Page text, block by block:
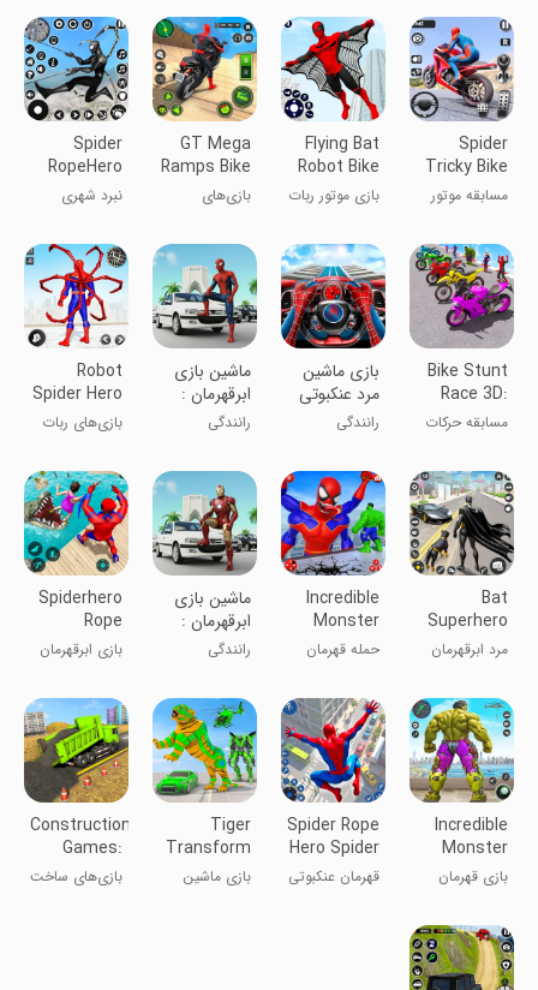
بازی‌های رمپ
بزرگ
Spider
Tricky Bike
Stunt Race
مسابقه موتور
چالش‌برانگیز
عنکبوتی
Flying Bat
Robot Bike
Game
بازی موتور ربات
GT Mega
Ramps Bike
Race
Games
بازی‌های
با ramp های
بزرگ GT
Spider
RopeHero
City Battle
3D
نبرد شهری
عنکبوتی ۳
بعدی
Bike Stunt
Race 3D:
Bike Games
مسابقه حرکات
بعدی: بازی‌های
موتور
بازی ماشین
مرد عنکبوتی
رانندگی
‏ماشین بازی
ابرقهرمان :
مرد عنکبوتی
رانندگی
Robot
Spider Hero
Spider
Games
بازی‌های ربات
Bat
Superhero
Man Hero
Games
مرد ابرقهرمان
Incredible
Monster
Hero Attack
حمله قهرمان
شگفت‌انگیز
‏ماشین بازی
ابرقهرمان :
ایرون من
رانندگی
Spiderhero
Rope
Superhero
Game
بازی ابرقهرمان
عنکبوتی
Incredible
Monster
Hero Game
بازی قهرمان
شگفت‌انگیز
Spider Rope
Hero Spider
Games
قهرمان عنکبوتی
Tiger
Transform
Robot Car
Game
بازی ماشین
Construction
Games:
Snow
Games
بازی‌های ساخت